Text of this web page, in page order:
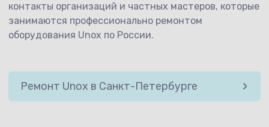
контакты организаций и частных мастеров, которые
занимаются профессионально ремонтом
оборудования Unox по России.
Ремонт Unox в Санкт-Петербурге